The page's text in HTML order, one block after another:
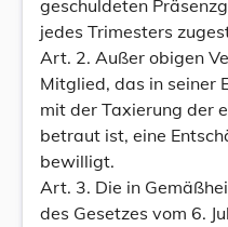
geschuldeten
jedes Trimesters
Art. 2. Außer obigen
Mitglied, das in seiner
mit der Taxierung der
betraut ist, eine
bewilligt.
Art. 3. Die in
des Gesetzes vom 6.